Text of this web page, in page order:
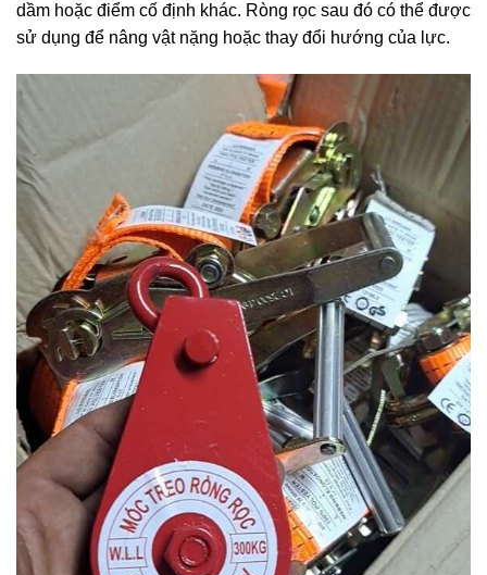
dầm hoặc điểm cố định khác. Ròng rọc sau đó có thể được
sử dụng để nâng vật nặng hoặc thay đổi hướng của lực.